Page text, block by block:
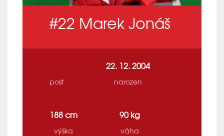
#22 Marek Jonáš
post
22. 12. 2004
narozen
188 cm
výška
90 kg
váha